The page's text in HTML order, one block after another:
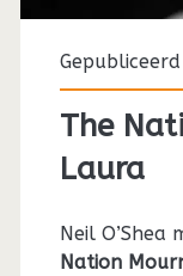
The
Laura
Neil
Nation